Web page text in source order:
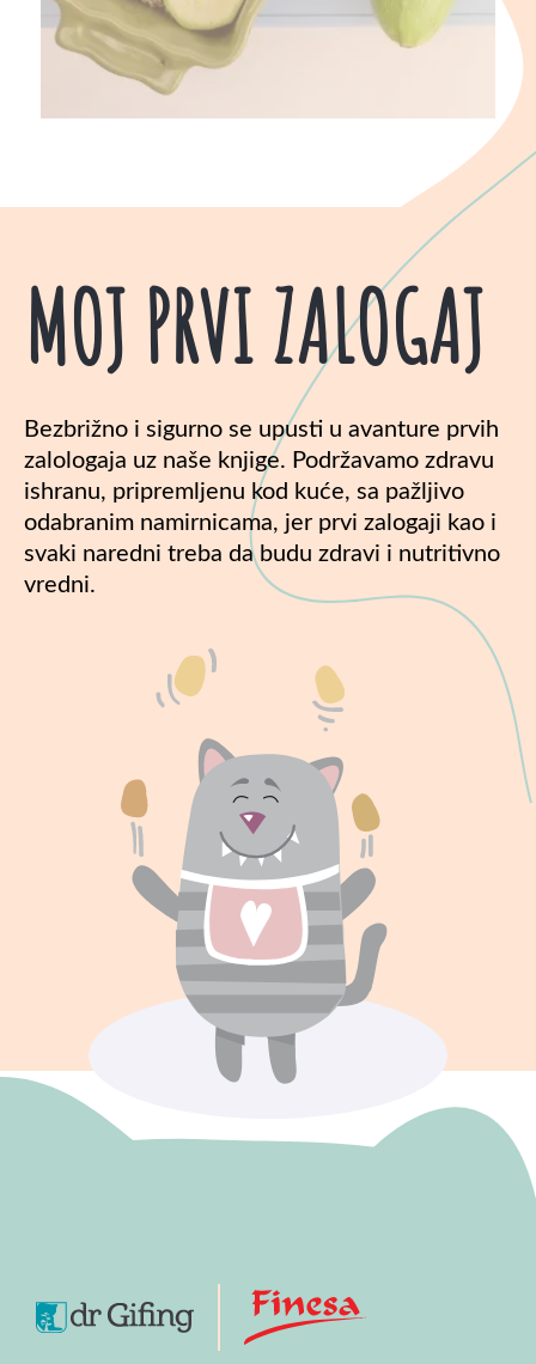
MOJ PRVI ZALOGAJ
Bezbrižno i sigurno se upusti u avanture prvih
zalologaja uz naše knjige. Podržavamo zdravu
ishranu, pripremljenu kod kuće, sa pažljivo
odabranim namirnicama, jer prvi zalogaji kao i
svaki naredni treba da budu zdravi i nutritivno
vredni.